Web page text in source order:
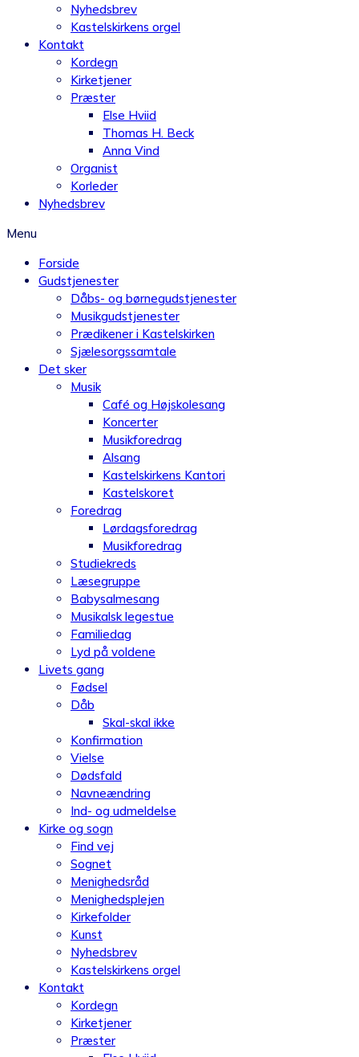
Nyhedsbrev
Kastelskirkens orgel
Kontakt
Kordegn
Kirketjener
Præster
Else Hviid
Thomas H. Beck
Anna Vind
Organist
Korleder
Nyhedsbrev
Menu
Forside
Gudstjenester
Dåbs- og børnegudstjenester
Musikgudstjenester
Prædikener i Kastelskirken
Sjælesorgssamtale
Det sker
Musik
Café og Højskolesang
Koncerter
Musikforedrag
Alsang
Kastelskirkens Kantori
Kastelskoret
Foredrag
Lørdagsforedrag
Musikforedrag
Studiekreds
Læsegruppe
Babysalmesang
Musikalsk legestue
Familiedag
Lyd på voldene
Livets gang
Fødsel
Dåb
Skal-skal ikke
Konfirmation
Vielse
Dødsfald
Navneændring
Ind- og udmeldelse
Kirke og sogn
Find vej
Sognet
Menighedsråd
Menighedsplejen
Kirkefolder
Kunst
Nyhedsbrev
Kastelskirkens orgel
Kontakt
Kordegn
Kirketjener
Præster